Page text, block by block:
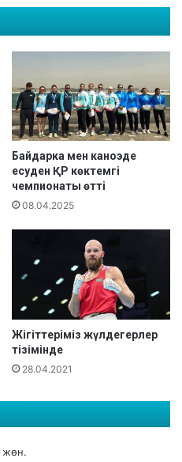
Байдарка мен каноэде
есуден ҚР көктемгі
чемпионаты өтті
08.04.2025
Жігіттеріміз жүлдегерлер
тізімінде
28.04.2021
жөн.